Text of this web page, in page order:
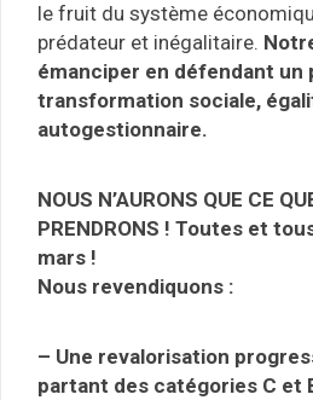
le fruit du système
prédateur et inégalitaire.
émanciper en défendant un
transformation sociale,
autogestionnaire.
NOUS N’AURONS QUE CE
PRENDRONS ! Toutes et
mars !
Nous revendiquons :
– Une revalorisation
partant des catégories C et